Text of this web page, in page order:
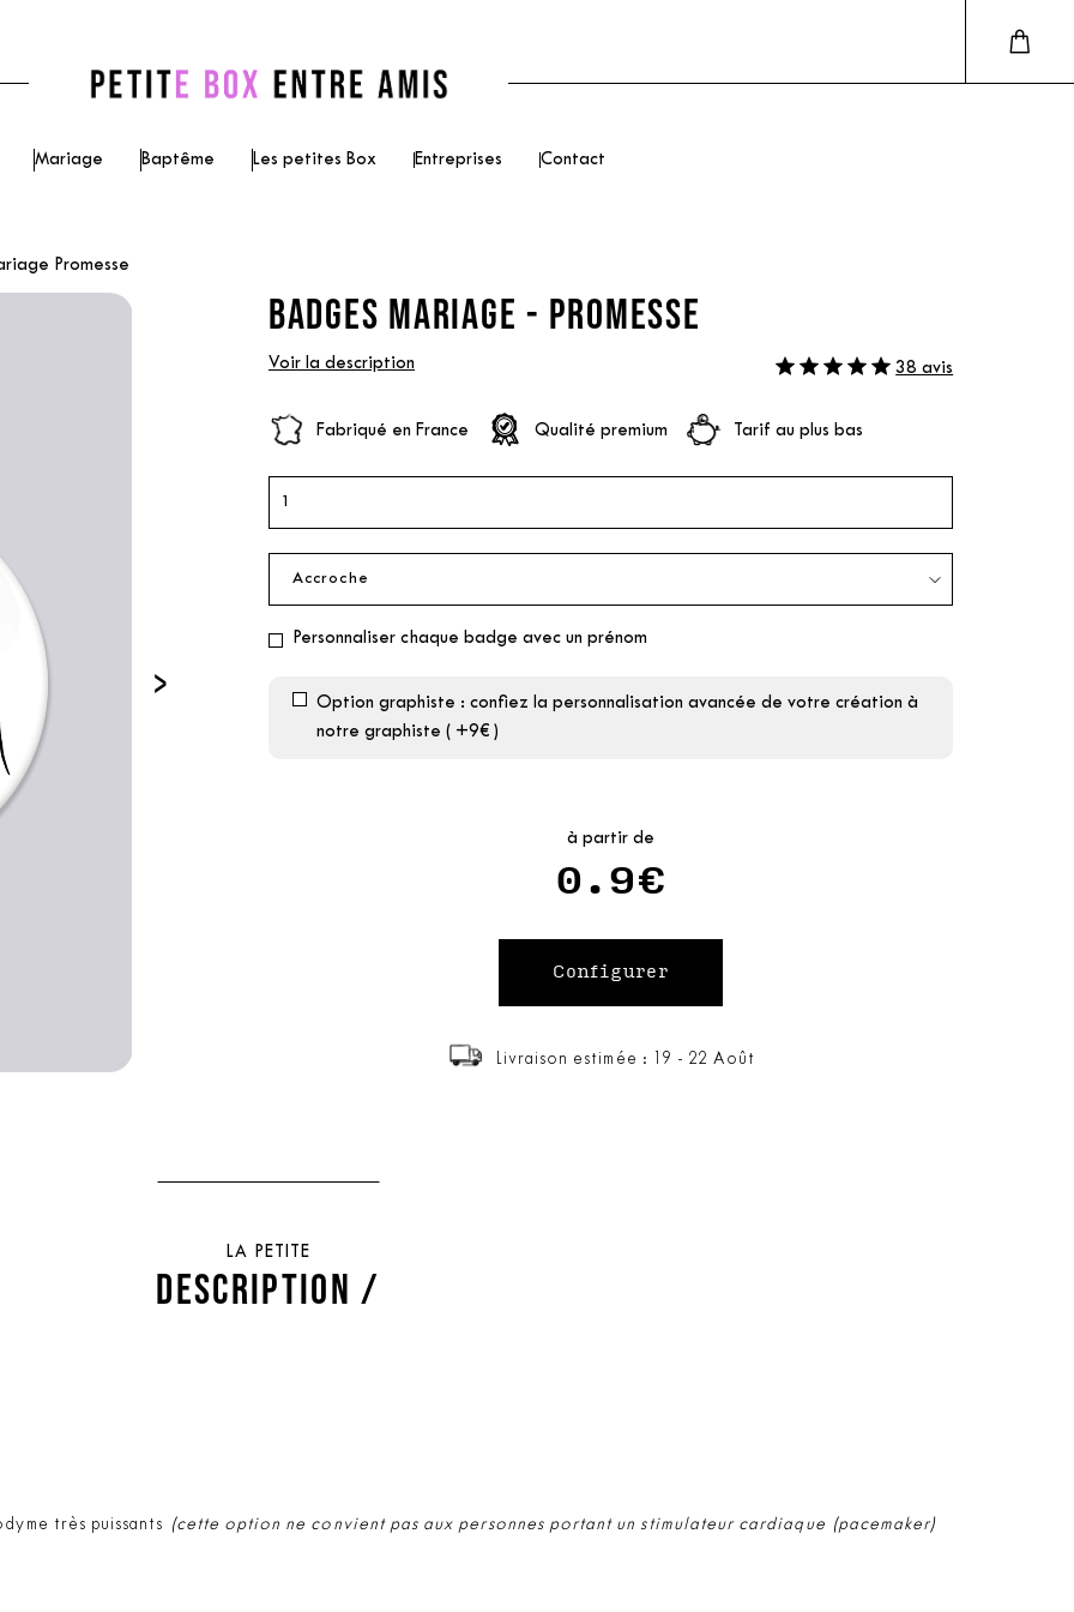
Mariage Baptême Les petites Box Entreprises Contact
Promesse
›
BADGES MARIAGE - PROMESSE
Voir la description 38 avis
Fabriqué en France Qualité premium Tarif au plus bas
Personnaliser chaque badge avec un prénom
Option graphiste : confiez la personnalisation avancée de votre création à
notre graphiste ( +9€ )
à partir de
0.9€
Livraison estimée : 19 - 22 Août
LA PETITE
DESCRIPTION /
très puissants (cette option ne convient pas aux personnes portant un stimulateur cardiaque (pacemaker)